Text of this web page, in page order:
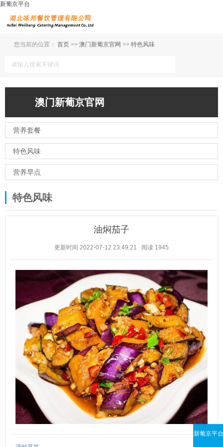
新葡京平台
您当前的位置： 首页 >> 澳门新葡京官网 >> 特色风味
澳门新葡京官网
营养套餐
特色风味
营养早点
特色风味
油焖茄子
更新时间 2022-07-12 23:49:21 阅读 1945
新葡京平台